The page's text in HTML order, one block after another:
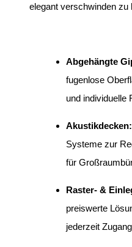
elegant verschwinden zu
Abgehängte
fugenlose
und individuelle
Akustikdecken:
Systeme zur
für
Raster- &
preiswerte
jederzeit